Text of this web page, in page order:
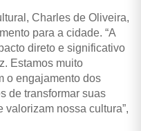
Charles de Oliveira,
para a cidade. “A
direto e significativo
Estamos muito
o engajamento dos
de transformar suas
valorizam nossa cultura”,